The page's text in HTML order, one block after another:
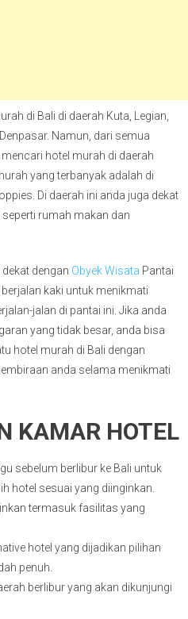
di Bali di daerah Kuta, Legian,
Namun, dari semua
hotel murah di daerah
yang terbanyak adalah di
Di daerah ini anda juga dekat
rumah makan dan
dengan Obyek Wisata Pantai
kaki untuk menikmati
jalan di pantai ini. Jika anda
yang tidak besar, anda bisa
hotel murah di Bali dengan
anda selama menikmati
KAMAR HOTEL
sebelum berlibur ke Bali untuk
hotel sesuai yang diinginkan.
termasuk fasilitas yang
hotel yang dijadikan pilihan
penuh.
berlibur yang akan dikunjungi